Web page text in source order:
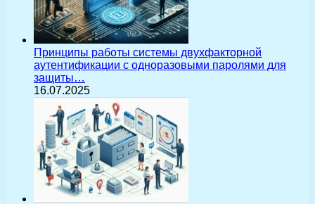
Принципы работы системы двухфакторной
аутентификации с одноразовыми паролями для
защиты…
16.07.2025